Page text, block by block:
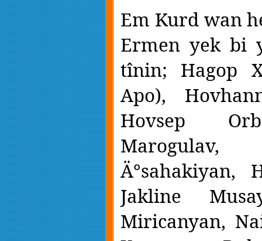
Em Kurd wan
Ermen yek bi
tînin; Hagop
Apo),
Hovsep
Ä°sahakiyan,
Jakline
Miricanyan,